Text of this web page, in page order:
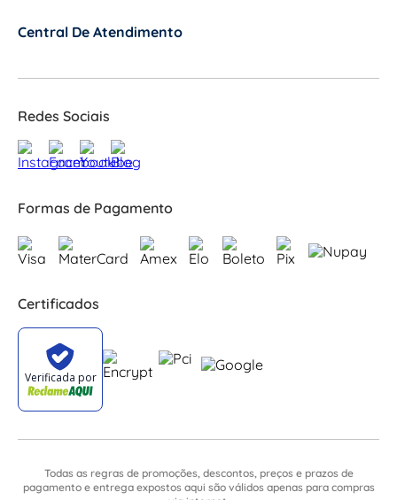
Central De Atendimento
Redes Sociais
Formas de Pagamento
Certificados
Todas as regras de promoções, descontos, preços e prazos de
pagamento e entrega expostos aqui são válidos apenas para compras